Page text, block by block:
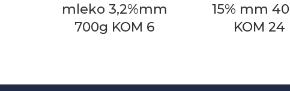
mleko 3,2%mm
700g KOM 6
15% mm
KOM 24